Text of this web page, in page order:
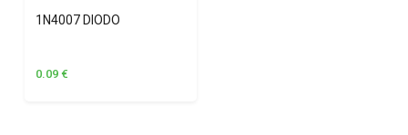
1N4007 DIODO
0.09 €